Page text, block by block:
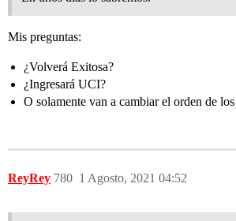
Mis preguntas:
¿Volverá Exitosa?
¿Ingresará UCI?
O solamente van a cambiar el orden de los
ReyRey 1 Agosto, 2021 04:52
780